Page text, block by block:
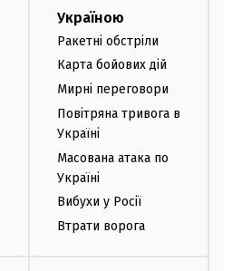
Україною
Ракетні обстріли
Карта бойових дій
Мирні переговори
Повітряна тривога в
Україні
Масована атака по
Україні
Вибухи у Росії
Втрати ворога